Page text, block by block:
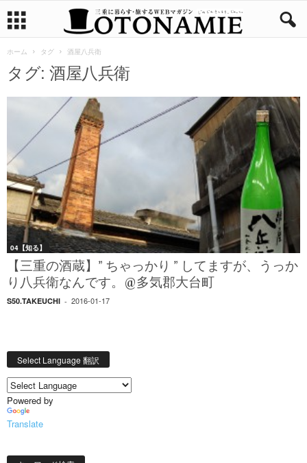
ホーム タグ 酒屋八兵衛
タグ: 酒屋八兵衛
04【知る】
【三重の酒蔵】” ちゃっかり ” してますが、うっか
り八兵衛なんです。@多気郡大台町
S50.TAKEUCHI - 2016-01-17
Select Language 翻訳
Powered by
Translate